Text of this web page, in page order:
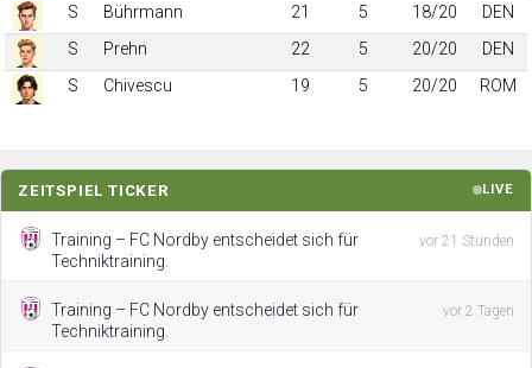
S
Bührmann 21 5 18/20
DEN
S
Prehn 22 5 20/20
DEN
S
Chivescu 19 5 20/20 ROM
ZEITSPIEL TICKER LIVE
Training – FC Nordby entscheidet sich für
Techniktraining.
vor 21 Stunden
Training – FC Nordby entscheidet sich für
Techniktraining.
vor 2 Tagen